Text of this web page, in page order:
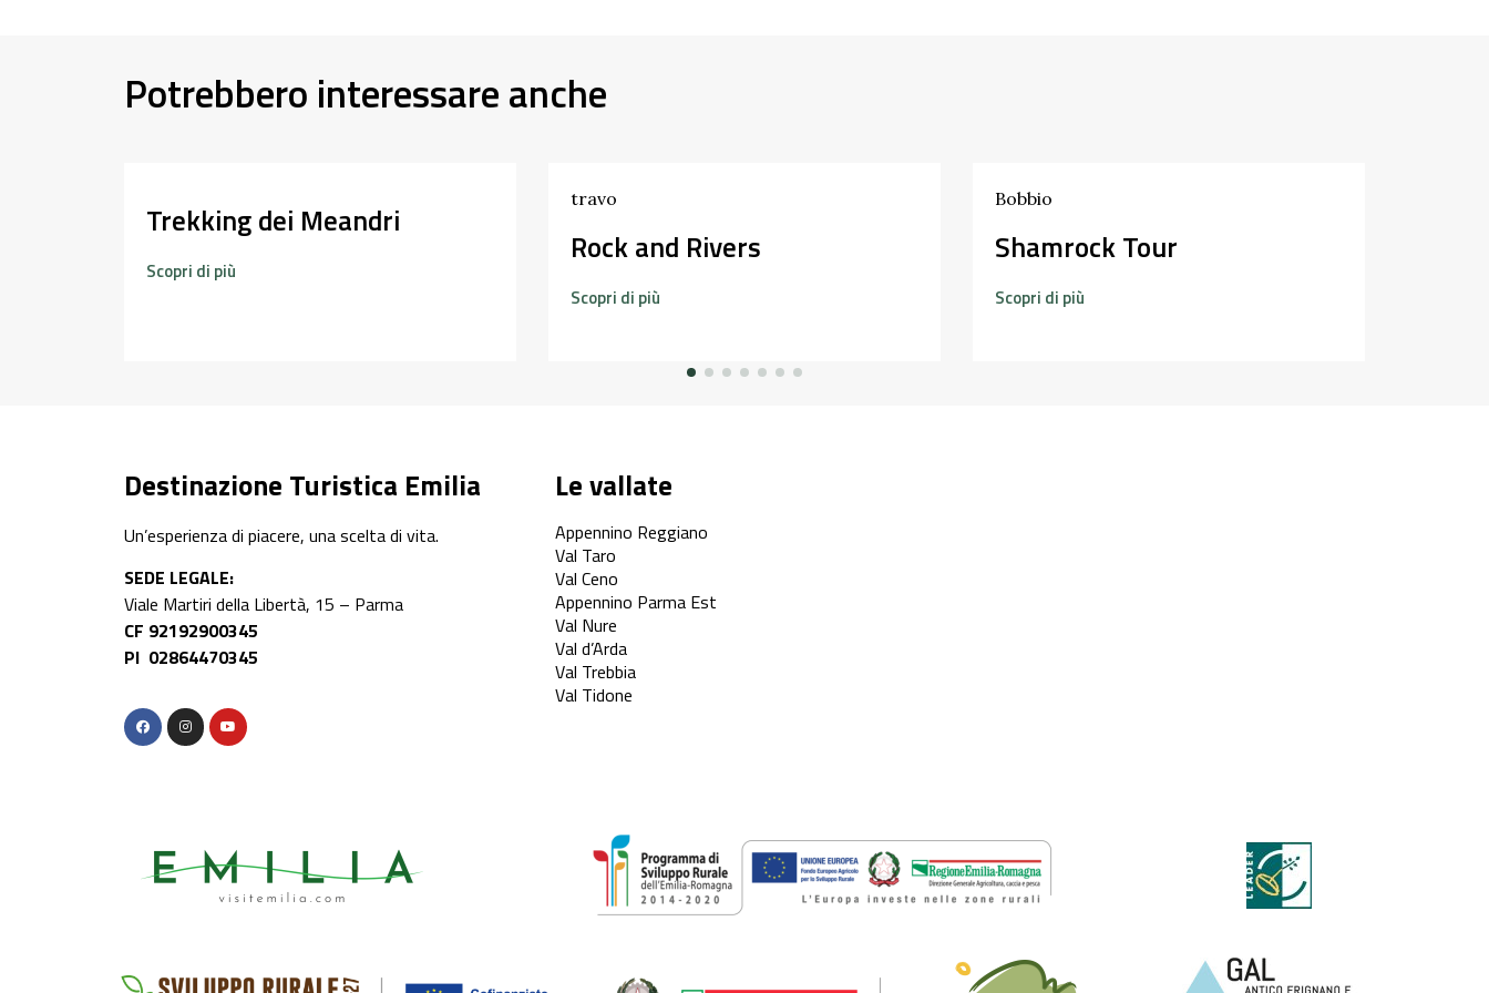
Potrebbero interessare anche
Trekking dei Meandri
Scopri di più
travo
Rock and Rivers
Scopri di più
Bobbio
Shamrock Tour
Scopri di più
Destinazione Turistica Emilia
Un’esperienza di piacere, una scelta di vita.
SEDE LEGALE:
Viale Martiri della Libertà, 15 – Parma
CF 92192900345
PI 02864470345
Le vallate
Appennino Reggiano
Val Taro
Val Ceno
Appennino Parma Est
Val Nure
Val d’Arda
Val Trebbia
Val Tidone